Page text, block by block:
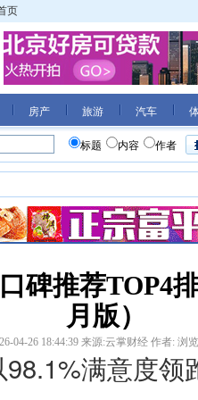
页
房产 旅游 汽车
标题 内容 作者
碑推荐TOP4
月版）
04-26 18:44:39 来源:云掌财经 作者: 浏
98.1%满意度领